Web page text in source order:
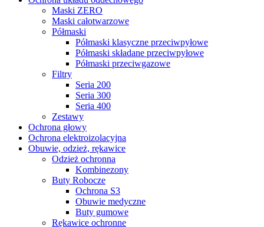
Maski ZERO
Maski całotwarzowe
Półmaski
Półmaski klasyczne przeciwpyłowe
Półmaski składane przeciwpyłowe
Półmaski przeciwgazowe
Filtry
Seria 200
Seria 300
Seria 400
Zestawy
Ochrona głowy
Ochrona elektroizolacyjna
Obuwie, odzież, rękawice
Odzież ochronna
Kombinezony
Buty Robocze
Ochrona S3
Obuwie medyczne
Buty gumowe
Rękawice ochronne